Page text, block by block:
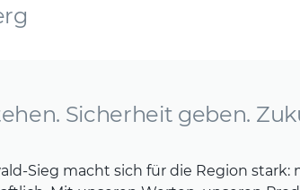
Sicherheit geben.
Sieg macht sich für die Region stark: